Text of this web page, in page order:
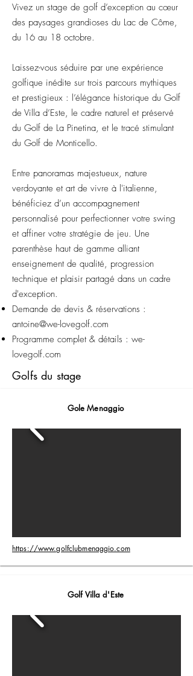
Vivez un stage de golf d’exception au cœur
des paysages grandioses du Lac de Côme,
du 16 au 18 octobre.
Laissez-vous séduire par une expérience
golfique inédite sur trois parcours mythiques
et prestigieux : l’élégance historique du Golf
de Villa d’Este, le cadre naturel et préservé
du Golf de La Pinetina, et le tracé stimulant
du Golf de Monticello.
Entre panoramas majestueux, nature
verdoyante et art de vivre à l'italienne,
bénéficiez d’un accompagnement
personnalisé pour perfectionner votre swing
et affiner votre stratégie de jeu. Une
parenthèse haut de gamme alliant
enseignement de qualité, progression
technique et plaisir partagé dans un cadre
d'exception.
Demande de devis & réservations :
antoine@we-lovegolf.com
Programme complet & détails : we-
lovegolf.com
Golfs du stage
Gole Menaggio
https://www.golfclubmenaggio.com
Golf Villa d'Este